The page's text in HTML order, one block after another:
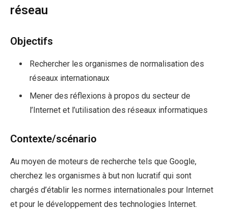
réseau
Objectifs
Rechercher les organismes de normalisation des
réseaux internationaux
Mener des réflexions à propos du secteur de
l’Internet et l’utilisation des réseaux informatiques
Contexte/scénario
Au moyen de moteurs de recherche tels que Google,
cherchez les organismes à but non lucratif qui sont
chargés d’établir les normes internationales pour Internet
et pour le développement des technologies Internet.